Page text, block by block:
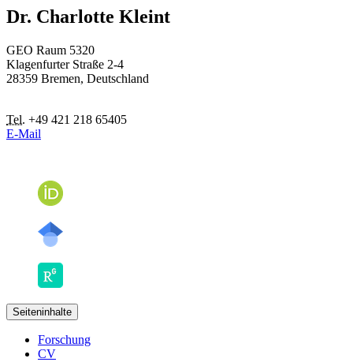
Dr. Charlotte Kleint
GEO Raum 5320
Klagenfurter Straße 2-4
28359 Bremen, Deutschland
Tel. +49 421 218 65405
E-Mail
Seiteninhalte
Forschung
CV